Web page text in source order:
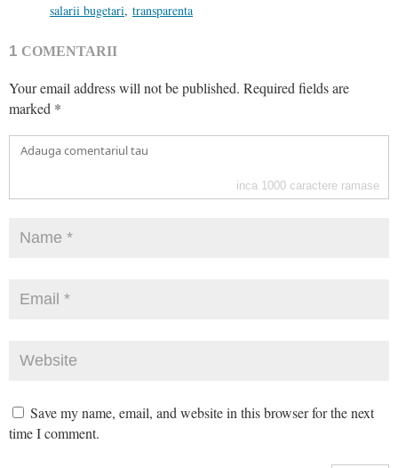
salarii bugetari, transparenta
1 COMENTARII
Your email address will not be published. Required fields are
marked *
inca 1000 caractere ramase
Save my name, email, and website in this browser for the next
time I comment.